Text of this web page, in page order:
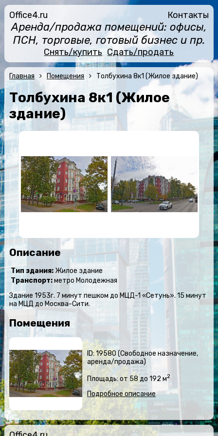
Office4.ru Контакты
Аренда/продажа помещений: офисы,
ПСН, торговые, готовый бизнес и пр.
Снять/купить Сдать/продать
Главная Помещения Толбухина 8к1 (Жилое здание)
Толбухина 8к1 (Жилое
здание)
Описание
Тип здания:Жилое здание
Транспорт:метро Молодежная
Здание 1953г. 7 минут пешком до МЦД-1 «Сетунь». 15 минут
на МЦД до Москва-Сити.
Помещения
ID: 19580 (Свободное назначение,
аренда/продажа)
Площадь: от 58 до 192 м2
Подробное описание